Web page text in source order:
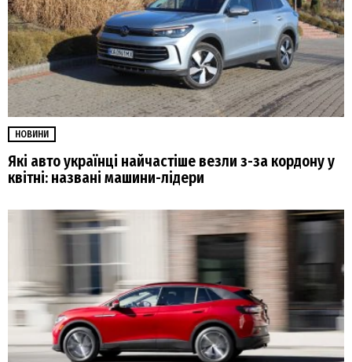
НОВИНИ
Які авто українці найчастіше везли з-за кордону у
квітні: названі машини-лідери